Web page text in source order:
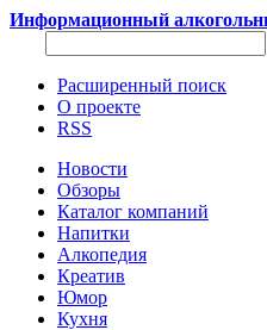
Информационный
Расширенный поиск
О проекте
RSS
Новости
Обзоры
Каталог компаний
Напитки
Алкопедия
Креатив
Юмор
Кухня